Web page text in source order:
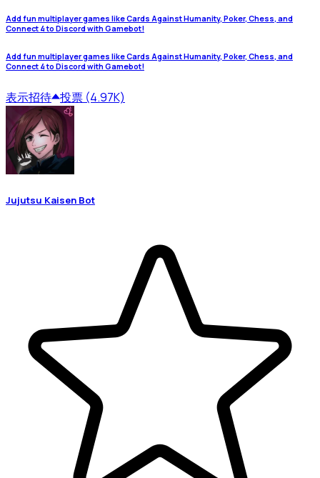
Add fun multiplayer games like Cards Against Humanity, Poker, Chess, and
Connect 4 to Discord with Gamebot!
Add fun multiplayer games like Cards Against Humanity, Poker, Chess, and
Connect 4 to Discord with Gamebot!
表示招待 投票 (4.97K)
Jujutsu Kaisen Bot